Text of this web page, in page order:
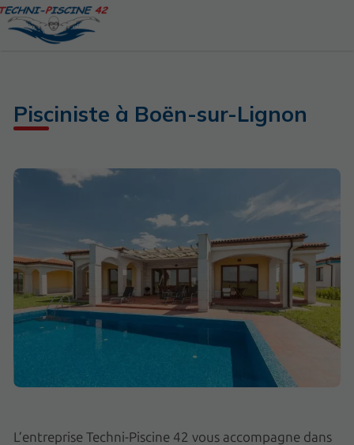
Pisciniste à Boën-sur-Lignon
L’entreprise Techni-Piscine 42 vous accompagne dans